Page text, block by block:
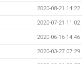
2020-08-21 14:22
2020-07-21 11:02
2020-06-16 14:46
2020-03-27 07:29